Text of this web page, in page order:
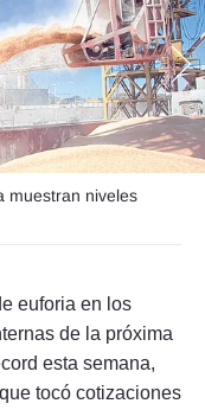
muestran niveles
euforia en los
de la próxima
esta semana,
tocó cotizaciones